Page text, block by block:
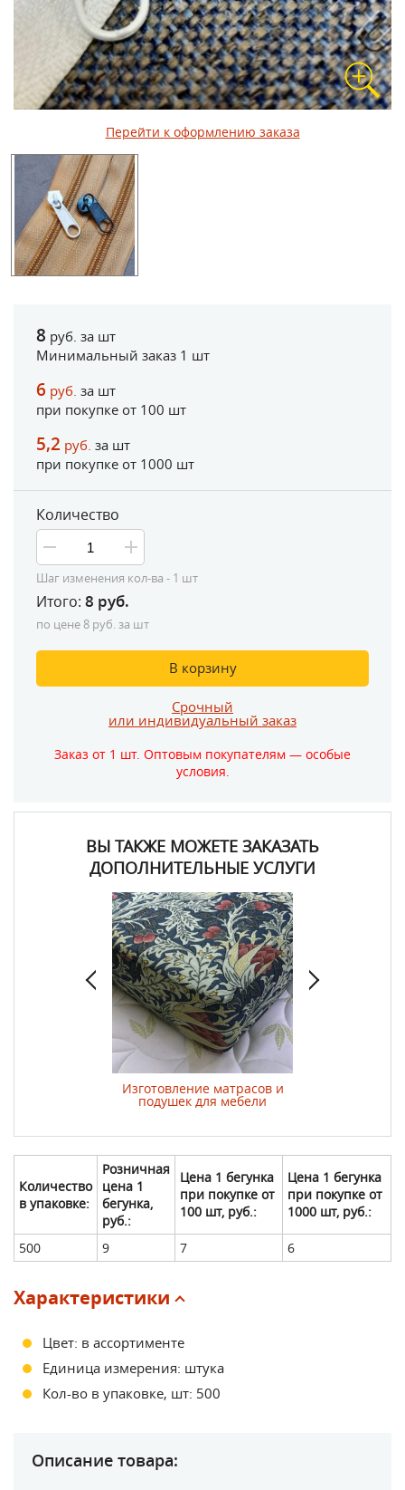
Перейти к оформлению заказа
8 руб. за шт
Минимальный заказ 1 шт
6 руб. за шт
при покупке от 100 шт
5,2 руб. за шт
при покупке от 1000 шт
Количество
Шаг изменения кол-ва - 1 шт
Итого: 8 руб.
по цене8 руб. за шт
В корзину
Срочный
или индивидуальный заказ
Заказ от 1 шт. Оптовым покупателям — особые
условия.
ВЫ ТАКЖЕ МОЖЕТЕ ЗАКАЗАТЬ
ДОПОЛНИТЕЛЬНЫЕ УСЛУГИ
Изготовление матрасов и
подушек для мебели
Количество
в упаковке:
Розничная
цена 1
бегунка,
руб.:
Цена 1 бегунка
при покупке от
100 шт, руб.:
Цена 1 бегунка
при покупке от
1000 шт, руб.:
500 9 7 6
Характеристики
Цвет: в ассортименте
Единица измерения: штука
Кол-во в упаковке, шт: 500
Описание товара: